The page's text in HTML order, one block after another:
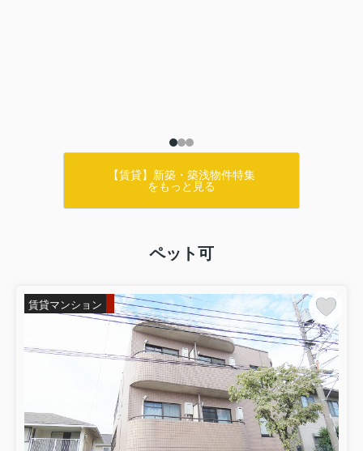
【賃貸】新築・築浅物件特集
をもっと見る
ペット可
賃貸マンション